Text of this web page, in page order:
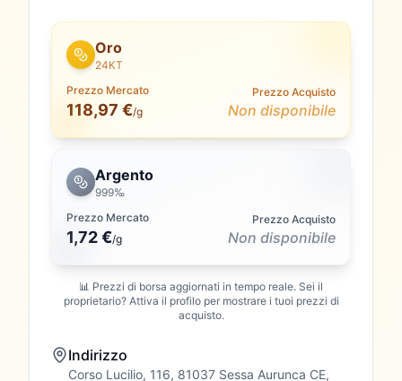
Oro
24KT
Prezzo Mercato
118,97 €/g
Prezzo Acquisto
Non disponibile
Argento
999‰
Prezzo Mercato
1,72 €/g
Prezzo Acquisto
Non disponibile
📊 Prezzi di borsa aggiornati in tempo reale. Sei il
proprietario? Attiva il profilo per mostrare i tuoi prezzi di
acquisto.
Indirizzo
Corso Lucilio, 116, 81037 Sessa Aurunca CE,